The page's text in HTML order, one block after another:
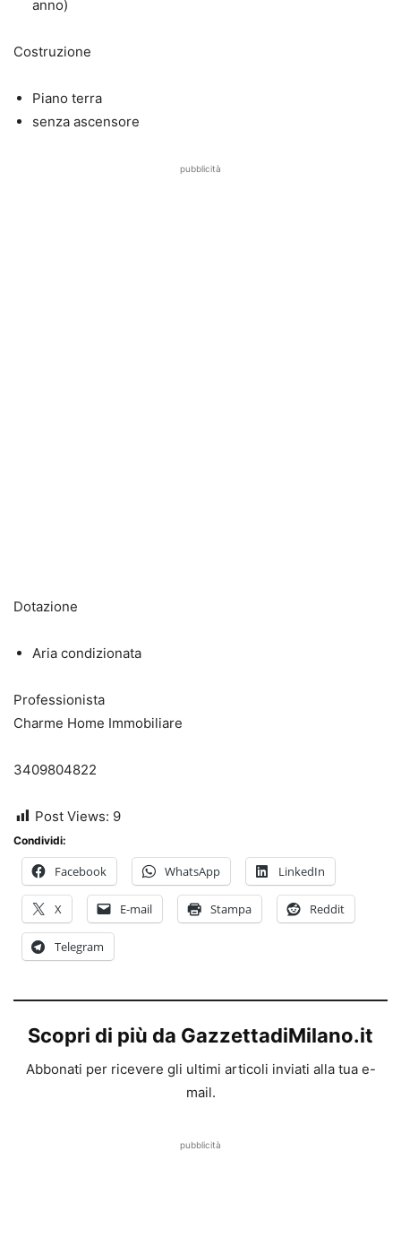
anno)
Costruzione
Piano terra
senza ascensore
pubblicità
Dotazione
Aria condizionata
Professionista
Charme Home Immobiliare
3409804822
Post Views: 9
Condividi:
Facebook WhatsApp LinkedIn
X E-mail Stampa Reddit
Telegram
Scopri di più da GazzettadiMilano.it
Abbonati per ricevere gli ultimi articoli inviati alla tua e-
mail.
pubblicità